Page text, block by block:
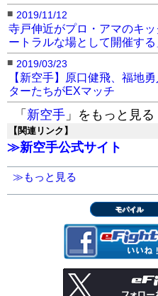
■ 2019/11/12
寺戸伸近がプロ・アマのキ
ートラルな場として開催する
■ 2019/03/23
【新空手】原口健飛、福地
ターたちがEXマッチ
「 新空手 」をもっと見る
【関連リンク】
≫新空手公式サイト
≫もっと見る
モバイル